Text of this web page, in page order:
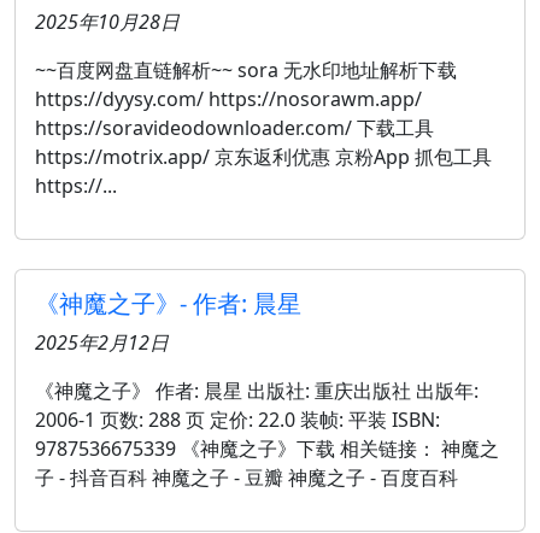
2025年10月28日
~~百度网盘直链解析~~ sora 无水印地址解析下载
https://dyysy.com/ https://nosorawm.app/
https://soravideodownloader.com/ 下载工具
https://motrix.app/ 京东返利优惠 京粉App 抓包工具
https://...
《神魔之子》- 作者: 晨星
2025年2月12日
《神魔之子》 作者: 晨星 出版社: 重庆出版社 出版年:
2006-1 页数: 288 页 定价: 22.0 装帧: 平装 ISBN:
9787536675339 《神魔之子》下载 相关链接： 神魔之
子 - 抖音百科 神魔之子 - 豆瓣 神魔之子 - 百度百科